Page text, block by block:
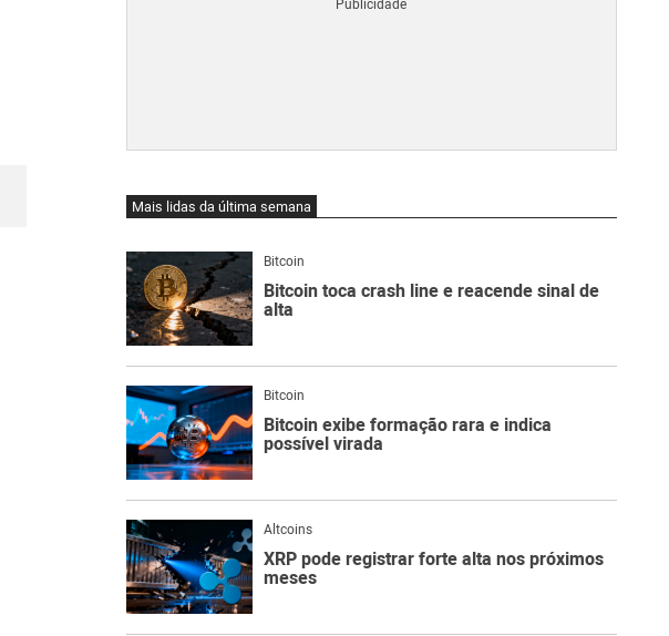
Mais lidas da última semana
Bitcoin
Bitcoin toca crash line e reacende sinal de
alta
Bitcoin
Bitcoin exibe formação rara e indica
possível virada
Altcoins
XRP pode registrar forte alta nos próximos
meses